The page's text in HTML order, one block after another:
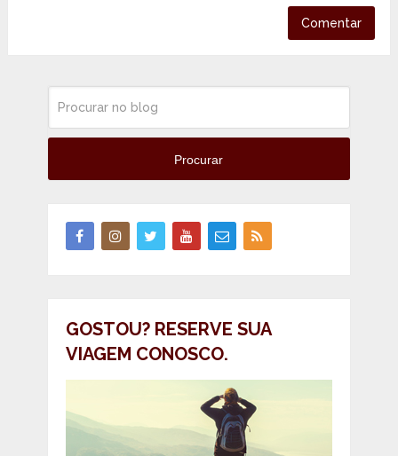
Procurar
GOSTOU? RESERVE SUA
VIAGEM CONOSCO.